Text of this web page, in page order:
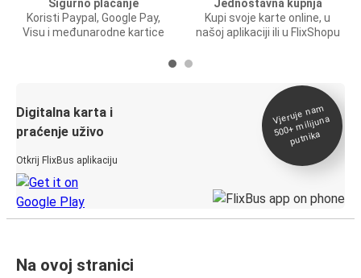
Sigurno plaćanje
Koristi Paypal, Google Pay,
Visu i međunarodne kartice
Jednostavna kupnja
Kupi svoje karte online, u
našoj aplikaciji ili u FlixShopu
Digitalna karta i
praćenje uživo
Otkrij FlixBus aplikaciju
Vjeruje na
m
500+
milijuna
putnika
Na ovoj stranici